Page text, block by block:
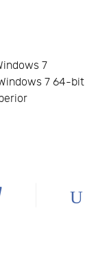
7
7 64-bit